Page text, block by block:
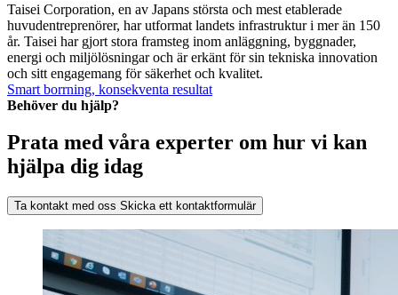
Taisei Corporation, en av Japans största och mest etablerade
huvudentreprenörer, har utformat landets infrastruktur i mer än 150
år. Taisei har gjort stora framsteg inom anläggning, byggnader,
energi och miljölösningar och är erkänt för sin tekniska innovation
och sitt engagemang för säkerhet och kvalitet.
Smart borrning, konsekventa resultat
Behöver du hjälp?
Prata med våra experter om hur vi kan
hjälpa dig idag
Ta kontakt med oss Skicka ett kontaktformulär